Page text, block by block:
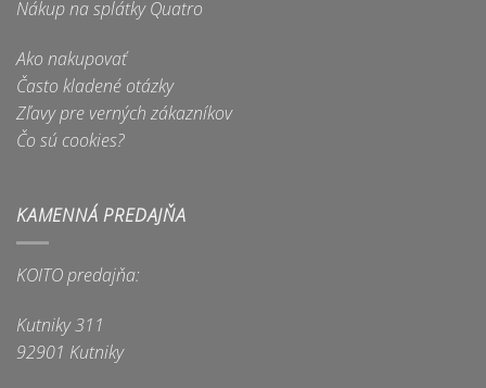
stránke
produktu.
Nákup na splátky Quatro
Ako nakupovať
Často kladené otázky
Zľavy pre verných zákazníkov
Čo sú cookies?
KAMENNÁ PREDAJŇA
KOITO predajňa:
Kutniky 311
92901 Kutniky